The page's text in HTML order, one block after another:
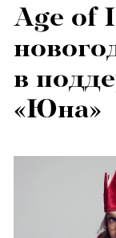
Age of
в
«Юна»